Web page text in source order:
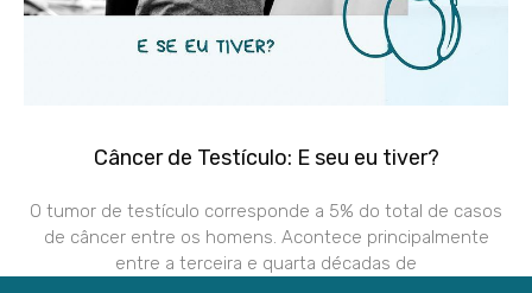
Câncer de Testículo: E seu eu tiver?
O tumor de testículo corresponde a 5% do total de casos
de câncer entre os homens. Acontece principalmente
entre a terceira e quarta décadas de